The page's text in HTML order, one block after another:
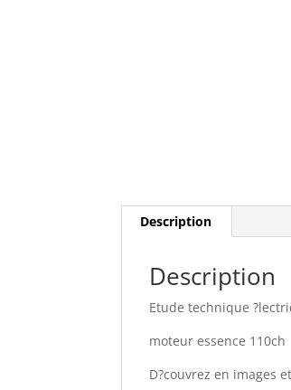
Description
Description
Etude technique
moteur essence 110ch
D?couvrez en images